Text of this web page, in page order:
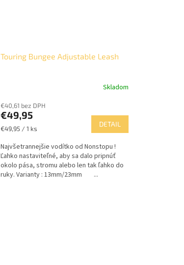
Touring Bungee Adjustable Leash
Skladom
€40,61 bez DPH
€49,95
Jednotková
€49,95 / 1 ks
DETAIL
Najvšetrannejšie vodítko od Nonstopu !
Ľahko nastaviteľné, aby sa dalo pripnúť
okolo pása, stromu alebo len tak ľahko do
ruky. Varianty : 13mm/23mm ...